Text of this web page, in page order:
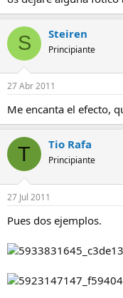
S Steiren
Principiante
27 Abr 2011
Me encanta el efecto,
T Tio Rafa
Principiante
27 Jul 2011
Pues dos ejemplos.